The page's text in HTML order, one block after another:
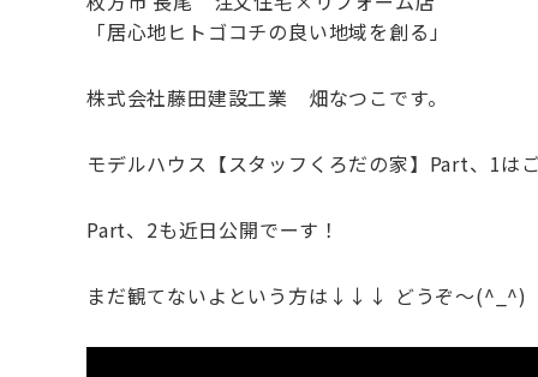
「居心地ヒトゴコチの良い地域を創る」
株式会社藤田建設工業 畑なつこです。
モデルハウス【スタッフくろだの家】Part、1は
Part、2も近日公開でーす！
まだ観てないよという方は↓↓↓ どうぞ〜(^_^)